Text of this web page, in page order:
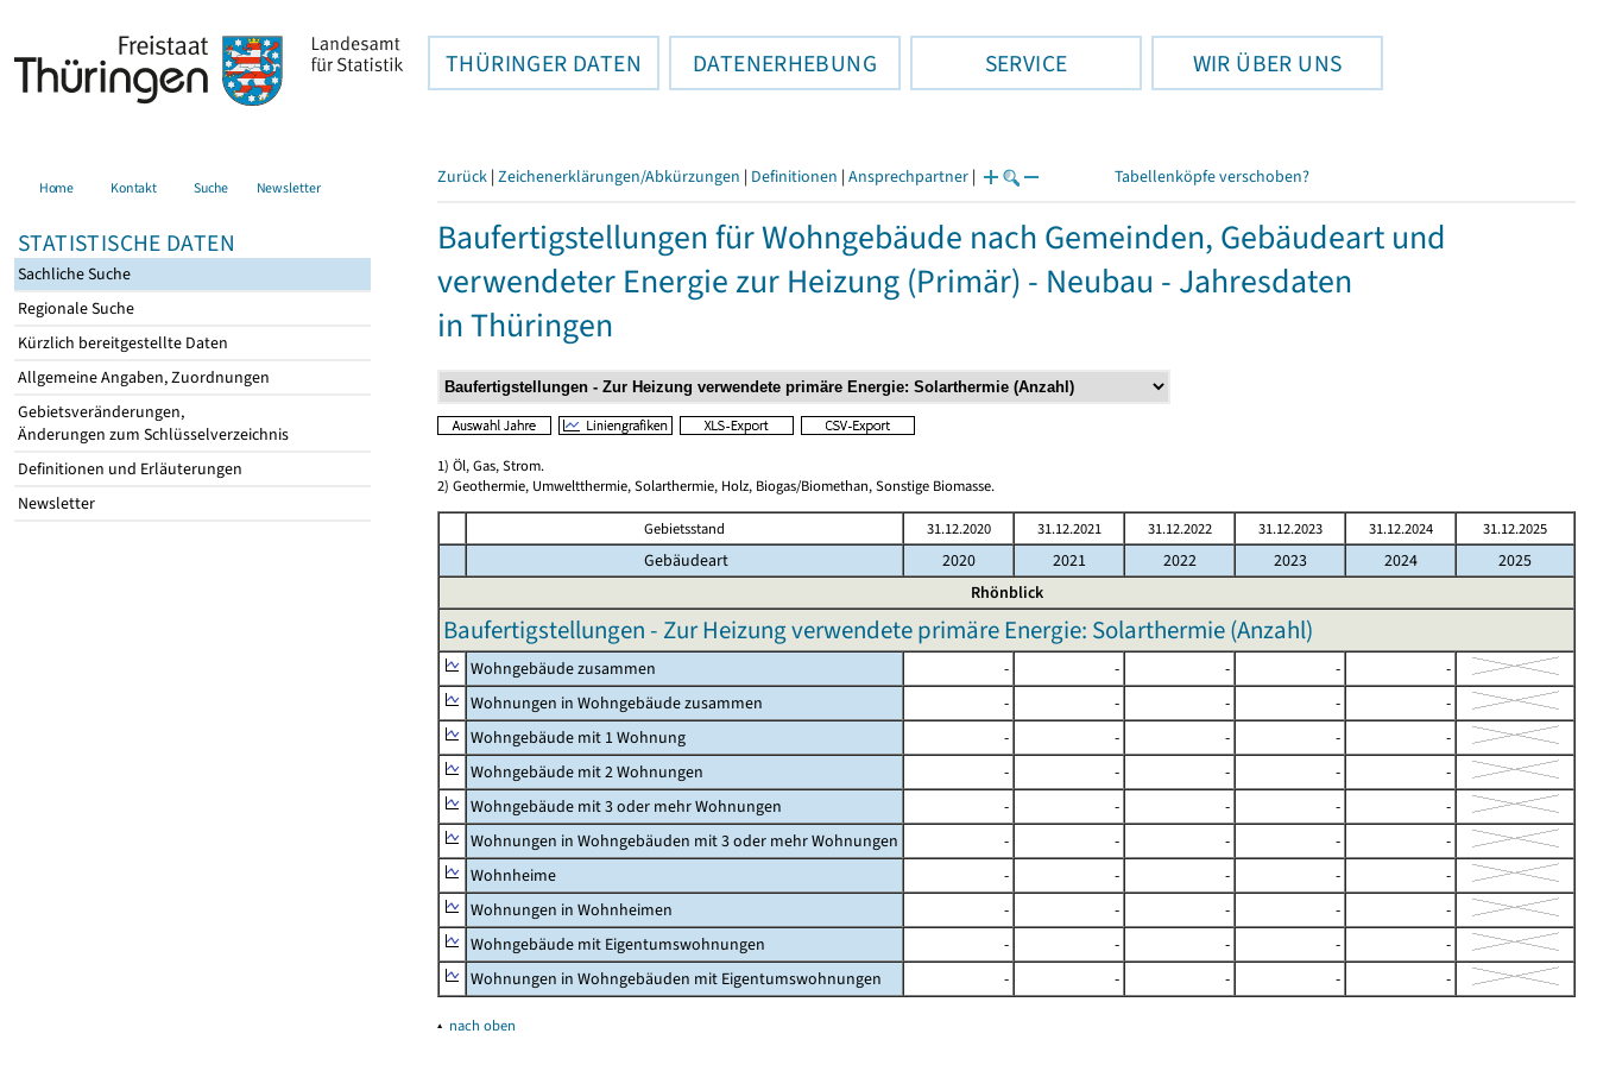
THÜRINGER DATEN DATENERHEBUNG SERVICE WIR ÜBER UNS
Home Kontakt Suche Newsletter
STATISTISCHE DATEN
Sachliche Suche
Regionale Suche
Kürzlich bereitgestellte Daten
Allgemeine Angaben, Zuordnungen
Gebietsveränderungen,
Änderungen zum Schlüsselverzeichnis
Definitionen und Erläuterungen
Newsletter
Zurück | Zeichenerklärungen/Abkürzungen | Definitionen | Ansprechpartner | Tabellenköpfe verschoben?
Baufertigstellungen für Wohngebäude nach Gemeinden, Gebäudeart und
verwendeter Energie zur Heizung (Primär) - Neubau - Jahresdaten
in Thüringen
1) Öl, Gas, Strom.
2) Geothermie, Umweltthermie, Solarthermie, Holz, Biogas/Biomethan, Sonstige Biomasse.
Gebietsstand 31.12.2020 31.12.2021 31.12.2022 31.12.2023 31.12.2024 31.12.2025
Gebäudeart 2020 2021 2022 2023 2024
2025
Rhönblick
Baufertigstellungen - Zur Heizung verwendete primäre Energie: Solarthermie (Anzahl)
Wohngebäude zusammen - - - -
-
Wohnungen in Wohngebäude zusammen
- - - -
-
Wohngebäude mit 1 Wohnung
- - - -
-
Wohngebäude mit 2 Wohnungen
- - - -
-
Wohngebäude mit 3 oder mehr Wohnungen
- - - -
-
Wohnungen in Wohngebäuden mit 3 oder mehr Wohnungen
- - - -
-
Wohnheime
- - - -
-
Wohnungen in Wohnheimen
- - - -
-
Wohngebäude mit Eigentumswohnungen
- - - -
-
Wohnungen in Wohngebäuden mit Eigentumswohnungen
- - - - -
▴ nach oben